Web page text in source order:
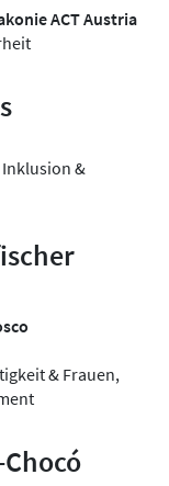
ACT Austria
&
& Frauen,